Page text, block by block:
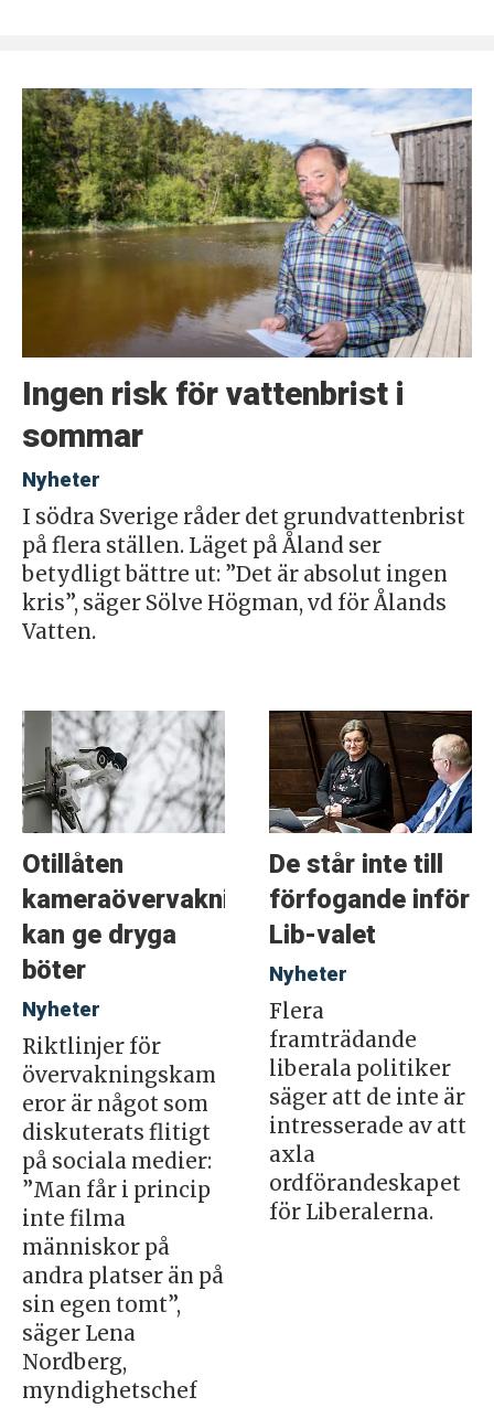
Ingen risk för vattenbrist i
sommar
Nyheter
I södra Sverige råder det grundvattenbrist
på flera ställen. Läget på Åland ser
betydligt bättre ut: ”Det är absolut ingen
kris”, säger Sölve Högman, vd för Ålands
Vatten.
Otillåten
kameraövervakning
kan ge dryga
böter
Nyheter
Riktlinjer för
övervakningskam
eror är något som
diskuterats flitigt
på sociala medier:
”Man får i princip
inte filma
människor på
andra platser än på
sin egen tomt”,
säger Lena
Nordberg,
myndighetschef
De står inte till
förfogande inför
Lib-valet
Nyheter
Flera
framträdande
liberala politiker
säger att de inte är
intresserade av att
axla
ordförandeskapet
för Liberalerna.